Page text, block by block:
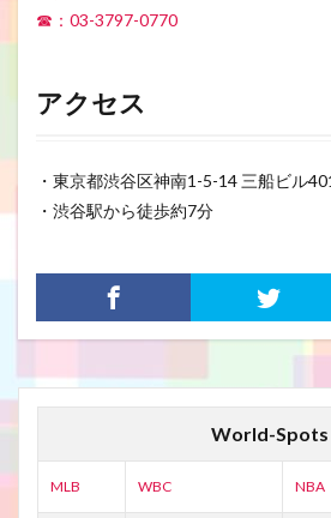
☎：03-3797-0770
アクセス
・東京都渋谷区神南1-5-14 三船ビル
・渋谷駅から徒歩約7分
World-Spots
MLB WBC NBA